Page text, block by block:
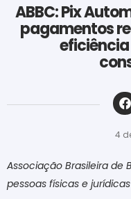
ABBC: Pix
pagamentos
4
Associação Brasileira de
pessoas físicas e jurídicas